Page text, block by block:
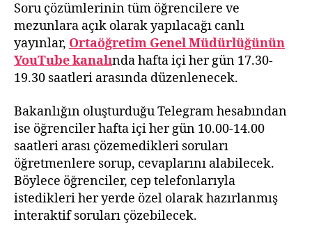
Soru çözümlerinin tüm öğrencilere ve
mezunlara açık olarak yapılacağı canlı
yayınlar, Ortaöğretim Genel Müdürlüğünün
YouTube kanalında hafta içi her gün 17.30-
19.30 saatleri arasında düzenlenecek.
Bakanlığın oluşturduğu Telegram hesabından
ise öğrenciler hafta içi her gün 10.00-14.00
saatleri arası çözemedikleri soruları
öğretmenlere sorup, cevaplarını alabilecek.
Böylece öğrenciler, cep telefonlarıyla
istedikleri her yerde özel olarak hazırlanmış
interaktif soruları çözebilecek.